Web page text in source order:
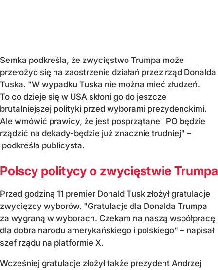
Semka podkreśla, że zwycięstwo Trumpa może
przełożyć się na zaostrzenie działań przez rząd Donalda
Tuska. "W wypadku Tuska nie można mieć złudzeń.
To co dzieje się w USA skłoni go do jeszcze
brutalniejszej polityki przed wyborami prezydenckimi.
Ale wmówić prawicy, że jest posprzątane i PO będzie
rządzić na dekady-będzie już znacznie trudniej" –
podkreśla publicysta.
Polscy politycy o zwycięstwie Trumpa
Przed godziną 11 premier Donald Tusk złożył gratulacje
zwycięzcy wyborów. "Gratulacje dla Donalda Trumpa
za wygraną w wyborach. Czekam na naszą współpracę
dla dobra narodu amerykańskiego i polskiego" – napisał
szef rządu na platformie X.
Wcześniej gratulacje złożył także prezydent Andrzej